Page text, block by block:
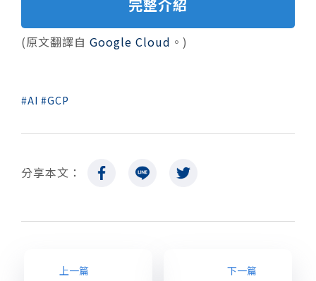
完整介紹
(原文翻譯自 Google Cloud 。)
AI GCP
分享本文：
上一篇
下一篇